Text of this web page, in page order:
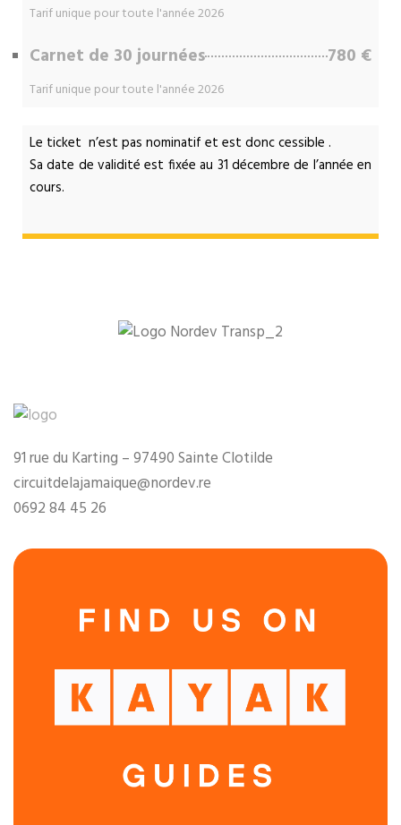
Tarif unique pour toute l'année 2026
Carnet de 30 journées 780 €
Tarif unique pour toute l'année 2026
Le ticket n’est pas nominatif et est donc cessible .
Sa date de validité est fixée au 31 décembre de l’année en
cours.
91 rue du Karting – 97490 Sainte Clotilde
circuitdelajamaique@nordev.re
0692 84 45 26